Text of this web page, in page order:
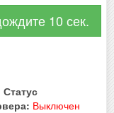
10 сек.
Статус
Выключен